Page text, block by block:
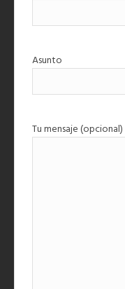
Asunto
Tu mensaje (opcional)